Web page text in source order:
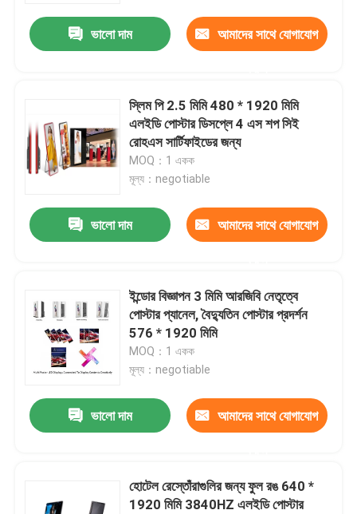
ভালো দাম আমাদের সাথে যোগাযোগ
স্লিম পি 2.5 মিমি 480 * 1920 মিমি
এলইডি পোস্টার ডিসপ্লে 4 এস শপ সিই
রোহএস সার্টিফাইডের জন্য
MOQ：1 একক
মূল্য：negotiable
ভালো দাম আমাদের সাথে যোগাযোগ
ইন্ডোর বিজ্ঞাপন 3 মিমি আরজিবি নেতৃত্বে
পোস্টার প্যানেল, বৈদ্যুতিন পোস্টার প্রদর্শন
576 * 1920 মিমি
MOQ：1 একক
মূল্য：negotiable
ভালো দাম আমাদের সাথে যোগাযোগ
হোটেল রেস্তোঁরাগুলির জন্য ফুল রঙ 640 *
1920 মিমি 3840HZ এলইডি পোস্টার